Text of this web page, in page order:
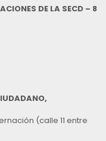
DE LA SECD – 8
(calle 11 entre